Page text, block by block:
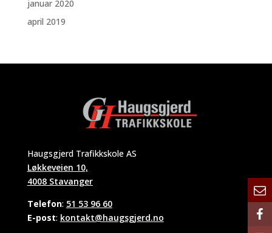
januar 2020
april 2019
Haugsgjerd Trafikkskole AS
Løkkeveien 10,
4008 Stavanger
Telefon: 51 53 96 60
E-post: kontakt@haugsgjerd.no